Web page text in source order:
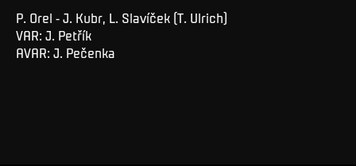
P. Orel - J. Kubr, L. Slavíček (T. Ulrich)
VAR: J. Petřík
AVAR: J. Pečenka